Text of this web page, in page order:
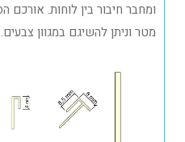
מטר וניתן להשיגם במגוון צבעים.